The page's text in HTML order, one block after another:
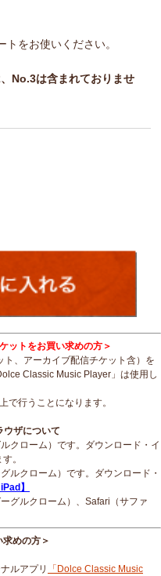
トをお使いください。
No.3は含まれておりませ
ットをお買い求めの方＞
、アーカイブ配信チケット含）を
Classic Music Player」は使用し
で行うことになります。
ザについて
クローム）です。ダウンロード・イ
。
ルクローム）です。ダウンロード・
】
グルクローム）、Safari（サファ
めの方＞
ルアプリ
「Dolce Classic Music